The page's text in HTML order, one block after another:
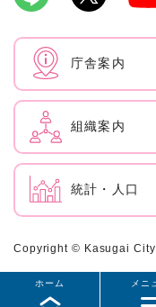
メニ
ホーム
庁舎案内
組織案内
統計・人口
Copyright © Kasugai